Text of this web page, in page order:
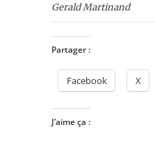
Gerald Martinand
Partager :
Facebook X
J’aime ça :